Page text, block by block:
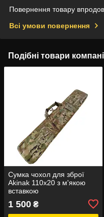
Повернення товару
Всі умови повернення
Подібні товари
Сумка чохол для зброї
Akinak 110х20 з м'якою
вставкою
1 500 ₴